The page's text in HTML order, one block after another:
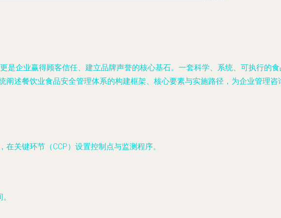
是企业赢得顾客信任、建立品牌声誉的核心基石。一套科学、系统、可执行的
述餐饮业食品安全管理体系的构建框架、核心要素与实施路径，为企业管理咨
在关键环节（CCP）设置控制点与监测程序。